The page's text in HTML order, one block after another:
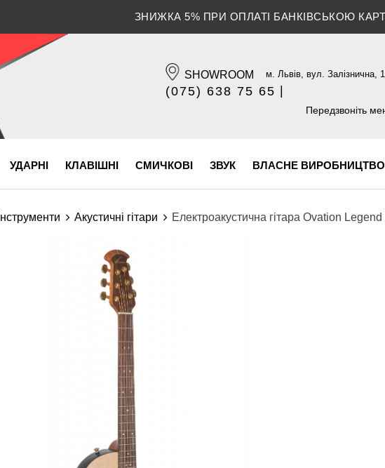
ЗНИЖКА 5% ПРИ ОПЛАТІ БАНКІВСЬКОЮ
SHOWROOM м. Львів, вул. Залізнична,
(075) 638 75 65
(096) 609 84
Передзвоніть
УДАРНІ КЛАВІШНІ СМИЧКОВІ ЗВУК ВЛАСНЕ ВИРОБНИЦТВО
Інструменти Акустичні гітари Електроакустична гітара Ovation